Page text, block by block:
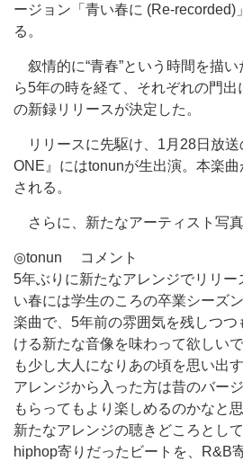
ージョン「青い春に (Re-recorded)
る。
叙情的に“青春”という時間を描
ら5年の時を経て、それぞれの門出
の新録リリースが決定した。
リリースに先駆け、1月28日放送
ONE』にはtonunが生出演。本楽
される。
さらに、新たなアーティスト写真
◎tonun コメント
5年ぶりに新たなアレンジでリリ
い春には学生のころの卒業シーズ
楽曲で、5年前の雰囲気を残しつ
ける新たな音像を味わって欲しい
も少し大人になりあの頃を思い出
アレンジから入った方は昔のバー
もらってもより楽しめるのかなと
新たなアレンジの聴きどころとし
hiphop寄りだったビートを、R&B